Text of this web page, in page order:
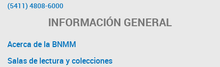
(5411) 4808-6000
INFORMACIÓN GENERAL
Acerca de la BNMM
Salas de lectura y colecciones